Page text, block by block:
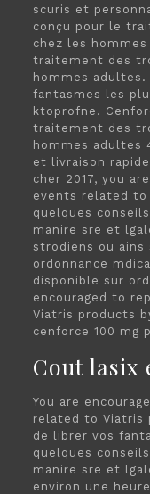
scuris et
conçu pour le
chez les
traitement des
hommes adultes.
fantasmes les
ktoprofne.
traitement des
hommes adultes
et livraison
cher 2017, you
events related to
quelques
manire sre et
strodiens ou
ordonnance
disponible sur
encouraged to
Viatris products
cenforce 100 mg
Cout lasix
You are
related to Viatris
de librer vos
quelques
manire sre et
environ une